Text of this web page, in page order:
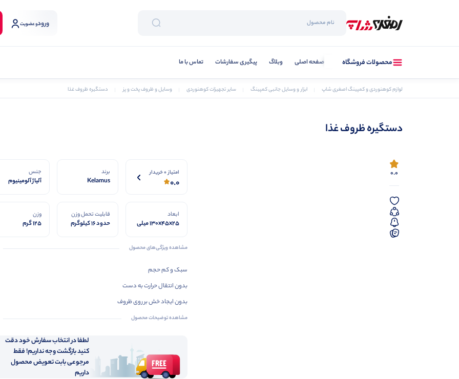
ورودو عضویت
محصولات فروشگاه صفحه اصلی وبلاگ پیگیری سفارشات تماس با ما
لوازم کوهنوردی و کمپینگ اصغری شاپ ابزار و وسایل جانبی کمپینگ سایر تجهیزات کوهنوردی وسایل و ظروف پخت و پز دستگیره ظروف غذا
دستگیره ظروف غذا
0.0 امتیاز 0 خریدار
0.0
برند
Kelamus
جنس
آلیاژ آلومینیوم
ابعاد
۱۳۰x45x25 میلی
قابلیت تحمل وزن
حدود 16 کیلوگرم
وزن
125 گرم
مشاهده ویژگی‌های محصول
سبک و کم حجم
بدون انتقال حرارت به دست
بدون ایجاد خش بر روی ظروف
مشاهده توضیحات محصول
لطفا در انتخاب سفارش خود دقت
کنید بازگشت وجه نداریم! فقط
مرجوعی بابت تعویض محصول
داریم